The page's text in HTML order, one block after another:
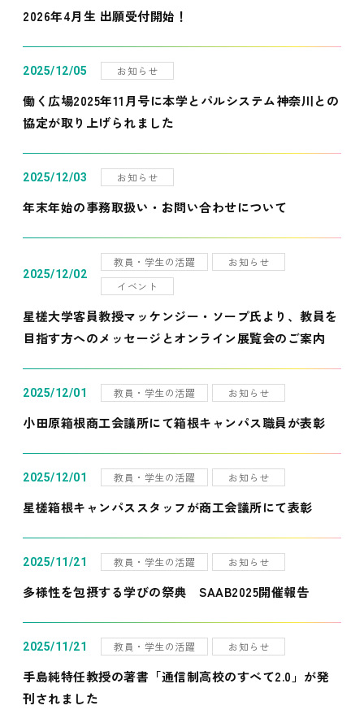
2026年4月生 出願受付開始！
2025/12/05 お知らせ
働く広場2025年11月号に本学とパルシステム神奈川との
協定が取り上げられました
2025/12/03 お知らせ
年末年始の事務取扱い・お問い合わせについて
2025/12/02
教員・学生の活躍
お知らせ
イベント
星槎大学客員教授マッケンジー・ソープ氏より、教員を
目指す方へのメッセージとオンライン展覧会のご案内
2025/12/01 教員・学生の活躍 お知らせ
小田原箱根商工会議所にて箱根キャンパス職員が表彰
2025/12/01 教員・学生の活躍 お知らせ
星槎箱根キャンパススタッフが商工会議所にて表彰
2025/11/21 教員・学生の活躍 お知らせ
多様性を包摂する学びの祭典 SAAB2025開催報告
2025/11/21 教員・学生の活躍 お知らせ
手島純特任教授の著書「通信制高校のすべて2.0」が発
刊されました